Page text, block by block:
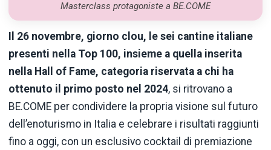
Masterclass protagoniste a BE.COME
Il 26 novembre, giorno clou, le sei cantine italiane
presenti nella Top 100, insieme a quella inserita
nella Hall of Fame, categoria riservata a chi ha
ottenuto il primo posto nel 2024, si ritrovano a
BE.COME per condividere la propria visione sul futuro
dell’enoturismo in Italia e celebrare i risultati raggiunti
fino a oggi, con un esclusivo cocktail di premiazione